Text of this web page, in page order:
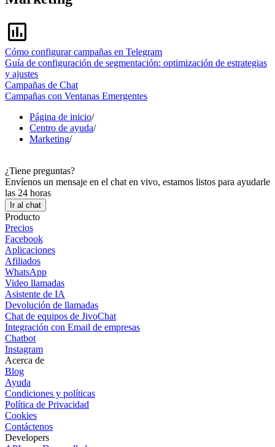
Cómo configurar campañas en Telegram
Guía de configuración de segmentación: optimización de estrategias
y ajustes
Campañas de Chat
Campañas con Ventanas Emergentes
Página de inicio/
Centro de ayuda/
Marketing/
¿Tiene preguntas?
Envíenos un mensaje en el chat en vivo, estamos listos para ayudarle
las 24 horas
Ir al chat
Producto
Precios
Facebook
Aplicaciones
Afiliados
WhatsApp
Video llamadas
Asistente de IA
Devolución de llamadas
Chat de equipos de JivoChat
Integración con Email de empresas
Chatbot
Instagram
Acerca de
Blog
Ayuda
Condiciones y políticas
Política de Privacidad
Cookies
Contáctenos
Developers